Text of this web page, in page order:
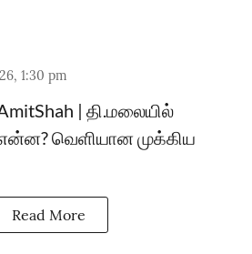
1:30 pm
| தி.மலையில்
வெளியான முக்கிய
Read More